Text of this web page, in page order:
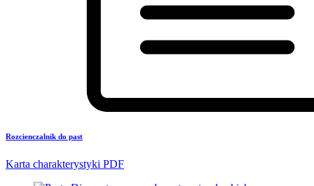
Rozcienczalnik do past
Karta charakterystyki PDF